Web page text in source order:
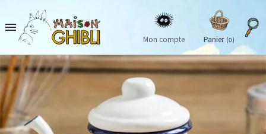

Mon compte Panier (0)